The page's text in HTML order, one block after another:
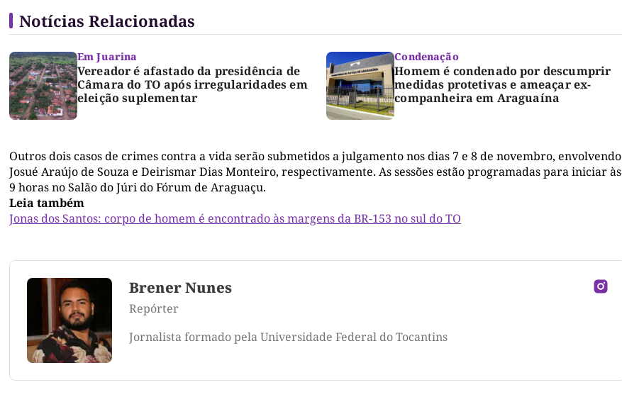
Notícias Relacionadas
Em Juarina
Vereador é afastado da presidência de
Câmara do TO após irregularidades em
eleição suplementar
Condenação
Homem é condenado por descumprir
medidas protetivas e ameaçar ex-
companheira em Araguaína
Outros dois casos de crimes contra a vida serão submetidos a julgamento nos dias 7 e 8 de novembro, envolvendo
Josué Araújo de Souza e Deirismar Dias Monteiro, respectivamente. As sessões estão programadas para iniciar às
9 horas no Salão do Júri do Fórum de Araguaçu.
Leia também
Jonas dos Santos: corpo de homem é encontrado às margens da BR-153 no sul do TO
Brener Nunes
Repórter
Jornalista formado pela Universidade Federal do Tocantins